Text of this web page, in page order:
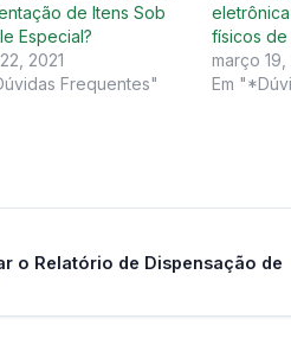
de Itens Sob
Especial?
2021
Frequentes"
físicos
março 19,
Em
o Relatório de Dispensação de